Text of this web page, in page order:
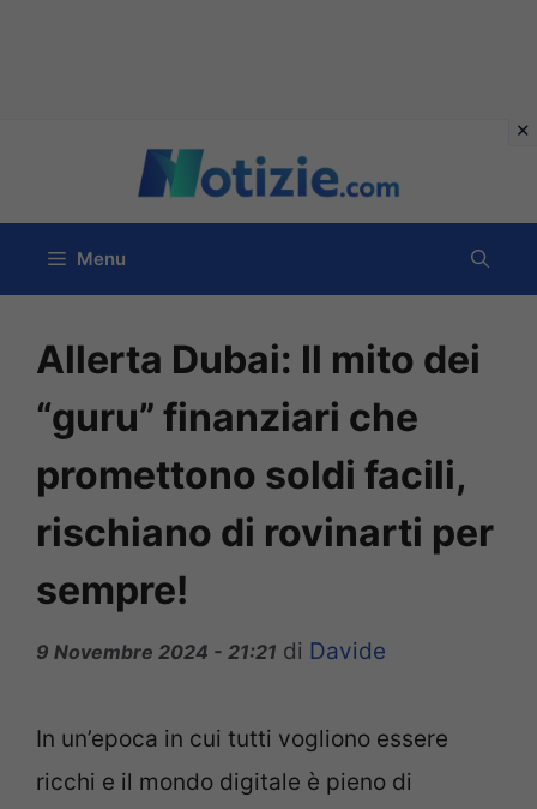
contenuto
Menu
Allerta Dubai: Il mito dei
“guru” finanziari che
promettono soldi facili,
rischiano di rovinarti per
sempre!
9 Novembre 2024 - 21:21 di Davide
In un’epoca in cui tutti vogliono essere
ricchi e il mondo digitale è pieno di